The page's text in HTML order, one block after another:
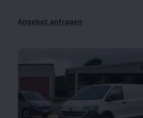
Angebot anfragen